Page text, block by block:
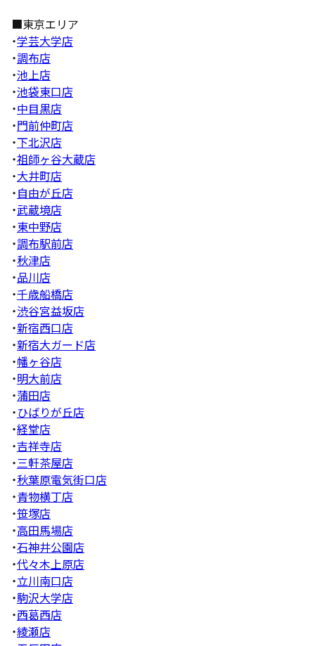
■東京エリア
・学芸大学店
・調布店
・池上店
・池袋東口店
・中目黒店
・門前仲町店
・下北沢店
・祖師ヶ谷大蔵店
・大井町店
・自由が丘店
・武蔵境店
・東中野店
・調布駅前店
・秋津店
・品川店
・千歳船橋店
・渋谷宮益坂店
・新宿西口店
・新宿大ガード店
・幡ヶ谷店
・明大前店
・蒲田店
・ひばりが丘店
・経堂店
・吉祥寺店
・三軒茶屋店
・秋葉原電気街口店
・青物横丁店
・笹塚店
・高田馬場店
・石神井公園店
・代々木上原店
・立川南口店
・駒沢大学店
・西葛西店
・綾瀬店